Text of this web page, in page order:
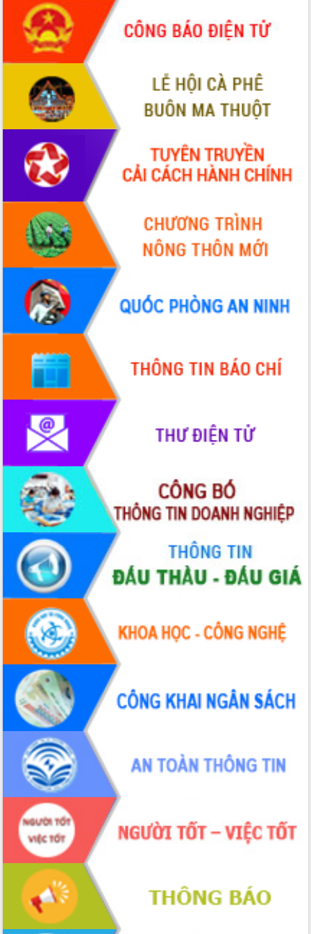
Hội thảo khoa học “Giải pháp thúc đẩy
phát triển nền kinh tế xanh tại tỉnh
Đắk Lắk”
Tăng cường giám sát, đôn đốc thực
hiện nhiệm vụ quản lý tài sản công
hàng tuần
Tháo gỡ những vướng mắc, đẩy mạnh
công tác cải cách thủ tục hành chính
tại Trung tâm Phục vụ hành chính
công tỉnh
Đắk Lắk: Tôn vinh 46 giải pháp tại Hội
thi Sáng tạo Kỹ thuật 2024 - 2025
Đắk Lắk rà soát, điều chỉnh Đề án 190
về phát triển nuôi trồng thủy sản
Phó Chủ tịch UBND tỉnh Đắk Lắk
Trương Công Thái kiểm tra thực địa
Dự án cao tốc Khánh Hòa - Buôn Ma
Thuột
Định vị cà phê Việt Nam như một “di
sản sống” trong dòng chảy toàn cầu
Xây dựng nông thôn mới: Nâng cao đời
sống người dân từ những mô hình thiết
Quyết liệt tháo gỡ vướng mắc, đẩy
nhanh tiến độ các dự án trọng điểm
trong Khu kinh tế Nam Phú Yên
Hòn Yến phát triển du lịch gắn với bảo
tồn biển
Lấy ý kiến điều chỉnh Quy hoạch tỉnh
Đắk Lắk thời kỳ 2021-2030, tầm nhìn
đến năm 2050
Phát động chiến dịch 30 ngày đêm
giải phóng mặt bằng Tuyến đường bộ
ven biển
Đắk Lắk nỗ lực thúc đẩy tăng trưởng
kinh tế từ 10% trở lên trong Quý
II/2026
Đắk Lắk ký kết thỏa thuận hợp tác về
chuyển đổi số giai đoạn 2026 – 2030
với Tập đoàn Bưu chính Viễn thông
Việt Nam
Thứ trưởng Bộ Y tế làm việc với tỉnh
Đắk Lắk về phát triển nhân lực y tế
cho trạm y tế cấp xã
Du lịch Đắk Lắk nâng tầm trải nghiệm
du khách thông qua Hệ thống cơ sở dữ
liệu và Bản đồ số
Tập huấn ứng dụng trí tuệ nhân tạo (AI)
trong thương mại điện tử năm 2026
Đoàn đại biểu Quốc hội tỉnh Đắk Lắk
trao đổi thông tin trước Kỳ họp thứ
nhất, Quốc hội khóa XVI
Quyết liệt cải cách hành chính, khơi
thông nguồn lực phát triển
Nâng cao hiệu lực, hiệu quả HĐND
tỉnh thông qua hiện đại hóa hành chính
Xã Ea Phê gắn cải cách hành chính với
chuyển đổi số
Phó Chủ tịch Thường trực UBND tỉnh
Hồ Thị Nguyên Thảo làm việc tại Trung
tâm Phục vụ hành chính công xã Ea